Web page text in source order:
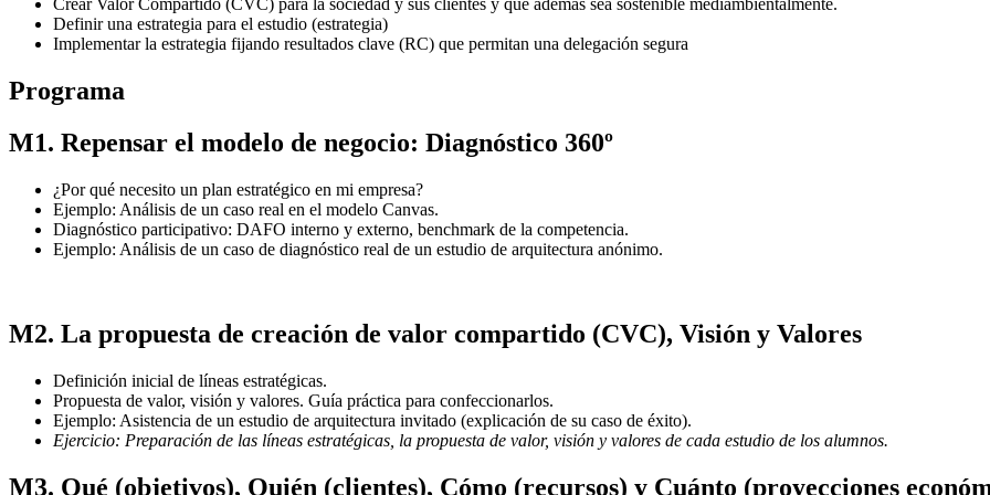
Crear Valor Compartido (CVC) para la sociedad y sus clientes y que además sea sostenible mediambientalmente.
Definir una estrategia para el estudio (estrategia)
Implementar la estrategia fijando resultados clave (RC) que permitan una delegación segura
Programa
M1. Repensar el modelo de negocio: Diagnóstico 360º
¿Por qué necesito un plan estratégico en mi empresa?
Ejemplo: Análisis de un caso real en el modelo Canvas.
Diagnóstico participativo: DAFO interno y externo, benchmark de la competencia.
Ejemplo: Análisis de un caso de diagnóstico real de un estudio de arquitectura anónimo.
M2. La propuesta de creación de valor compartido (CVC), Visión y Valores
Definición inicial de líneas estratégicas.
Propuesta de valor, visión y valores. Guía práctica para confeccionarlos.
Ejemplo: Asistencia de un estudio de arquitectura invitado (explicación de su caso de éxito).
Ejercicio: Preparación de las líneas estratégicas, la propuesta de valor, visión y valores de cada estudio de los alumnos.
M3. Qué (objetivos), Quién (clientes), Cómo (recursos) y Cuánto (proyecciones